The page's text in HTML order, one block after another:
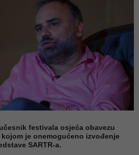
festivala osjeća obavezu
je onemogućeno izvođenje
SARTR-a.